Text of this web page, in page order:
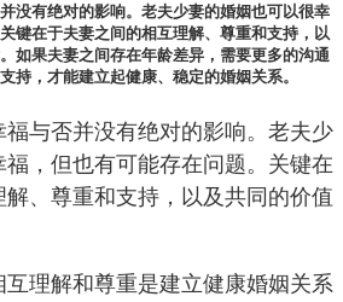
没有绝对的影响。老夫少妻的婚姻也可以很幸
键在于夫妻之间的相互理解、尊重和支持，以
如果夫妻之间存在年龄差异，需要更多的沟通
持，才能建立起健康、稳定的婚姻关系。
与否并没有绝对的影响。老夫少
，但也有可能存在问题。关键在
、尊重和支持，以及共同的价值
理解和尊重是建立健康婚姻关系